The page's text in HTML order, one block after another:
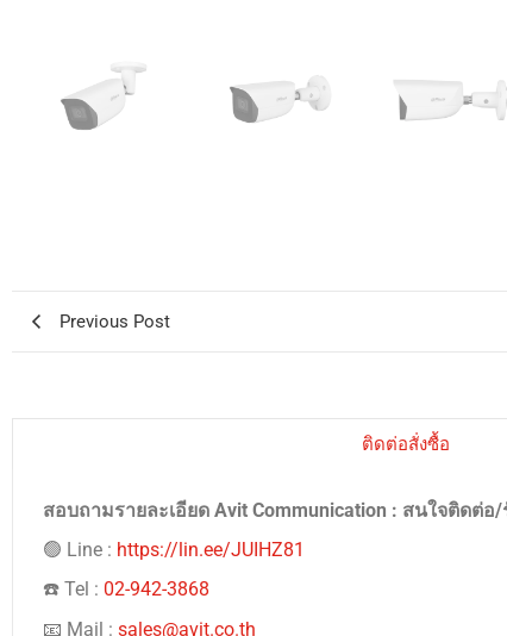
Previous Post
ติดต่อสั่งซื้อ
สอบถามรายละเอียด Avit Communication : สนใจติดต่
🟢 Line : https://lin.ee/JUIHZ81
☎️ Tel : 02-942-3868
📧 Mail : sales@avit.co.th